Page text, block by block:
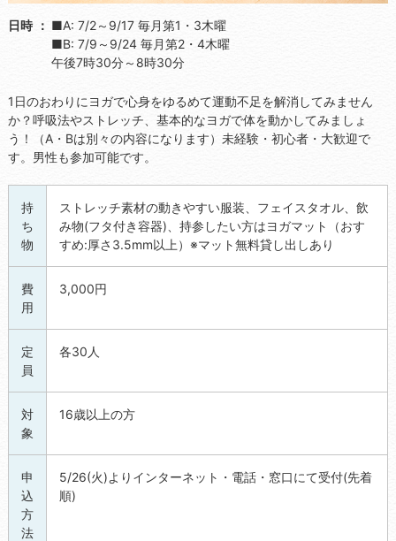
日時
■A: 7/2～9/17 毎月第1・3木曜
■B: 7/9～9/24 毎月第2・4木曜
午後7時30分～8時30分
1日のおわりにヨガで心身をゆるめて運動不足を解消してみません
か？呼吸法やストレッチ、基本的なヨガで体を動かしてみましょ
う！（A・Bは別々の内容になります）未経験・初心者・大歓迎で
す。男性も参加可能です。
持
ち
物
ストレッチ素材の動きやすい服装、フェイスタオル、飲
み物(フタ付き容器)、持参したい方はヨガマット（おす
すめ:厚さ3.5mm以上）※マット無料貸し出しあり
費
用
3,000円
定
員
各30人
対
象
16歳以上の方
申
込
方
法
5/26(火)よりインターネット・電話・窓口にて受付(先着
順)